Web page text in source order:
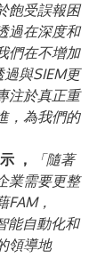
飽受誤報困
過在深度和
們在不增加
與SIEM更
注於真正重
，為我們的
，
「隨著
業需要更整
，
能自動化和
領導地